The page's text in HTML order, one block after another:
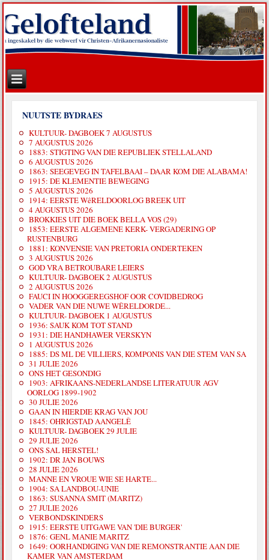
NUUTSTE BYDRAES
KULTUUR- DAGBOEK 7 AUGUSTUS
7 AUGUSTUS 2026
1883: STIGTING VAN DIE REPUBLIEK STELLALAND
6 AUGUSTUS 2026
1863: SEEGEVEG IN TAFELBAAI – DAAR KOM DIE ALABAMA!
1915: DE KLEMENTIE BEWEGING
5 AUGUSTUS 2026
1914: EERSTE WêRELDOORLOG BREEK UIT
4 AUGUSTUS 2026
BROKKIES UIT DIE BOEK BELLA VOS (29)
1853: EERSTE ALGEMENE KERK- VERGADERING OP
RUSTENBURG
1881: KONVENSIE VAN PRETORIA ONDERTEKEN
3 AUGUSTUS 2026
GOD VRA BETROUBARE LEIERS
KULTUUR- DAGBOEK 2 AUGUSTUS
2 AUGUSTUS 2026
FAUCI IN HOOGGEREGSHOF OOR COVIDBEDROG
VADER VAN DIE NUWE WÊRELDORDE...
KULTUUR- DAGBOEK 1 AUGUSTUS
1936: SAUK KOM TOT STAND
1931: DIE HANDHAWER VERSKYN
1 AUGUSTUS 2026
1885: DS ML DE VILLIERS, KOMPONIS VAN DIE STEM VAN SA
31 JULIE 2026
ONS HET GESONDIG
1903: AFRIKAANS-NEDERLANDSE LITERATUUR AGV
OORLOG 1899-1902
30 JULIE 2026
GAAN IN HIERDIE KRAG VAN JOU
1845: OHRIGSTAD AANGELÊ
KULTUUR- DAGBOEK 29 JULIE
29 JULIE 2026
ONS SAL HERSTEL!
1902: DR JAN BOUWS
28 JULIE 2026
MANNE EN VROUE WIE SE HARTE...
1904: SA LANDBOU-UNIE
1863: SUSANNA SMIT (MARITZ)
27 JULIE 2026
VERBONDSKINDERS
1915: EERSTE UITGAWE VAN 'DIE BURGER'
1876: GENL MANIE MARITZ
1649: OORHANDIGING VAN DIE REMONSTRANTIE AAN DIE
KAMER VAN AMSTERDAM